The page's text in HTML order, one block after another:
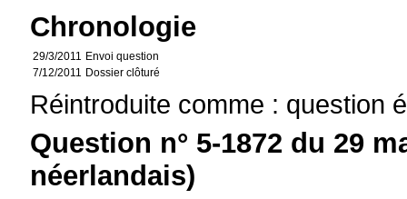
Chronologie
29/3/2011 Envoi question
7/12/2011 Dossier clôturé
Réintroduite comme : question
Question n° 5-1872 du 29
néerlandais)